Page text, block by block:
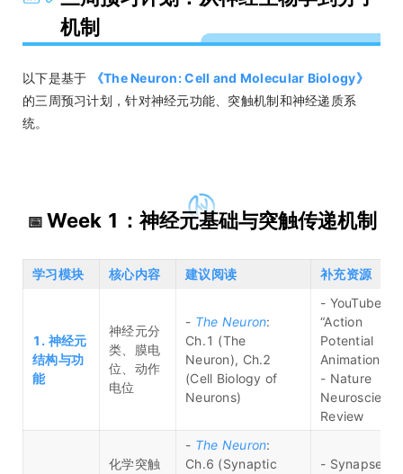
机制
以下是基于
《The Neuron: Cell and Molecular Biology》
的三周预习计划，针对神经元功能、突触机制和神经递质系
统。
📅 Week 1：神经元基础与突触传递机制
学习模块 核心内容 建议阅读 补充资源
1. 神经元
结构与功
能
神经元分
类、膜电
位、动作
电位
- The Neuron:
Ch.1 (The
Neuron), Ch.2
(Cell Biology of
Neurons)
- YouTube:
“Action
Potential
Animation”
- Nature
Review
化学突触
- The Neuron:
Ch.6 (Synaptic
- Synapse